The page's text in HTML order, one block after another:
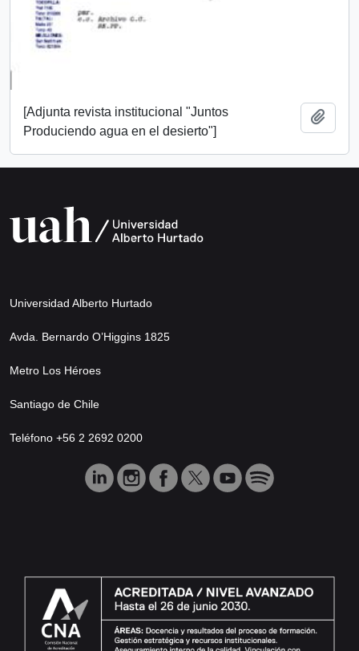
[Adjunta revista institucional "Juntos
Produciendo agua en el desierto"]
Universidad Alberto Hurtado
Avda. Bernardo O’Higgins 1825
Metro Los Héroes
Santiago de Chile
Teléfono +56 2 2692 0200